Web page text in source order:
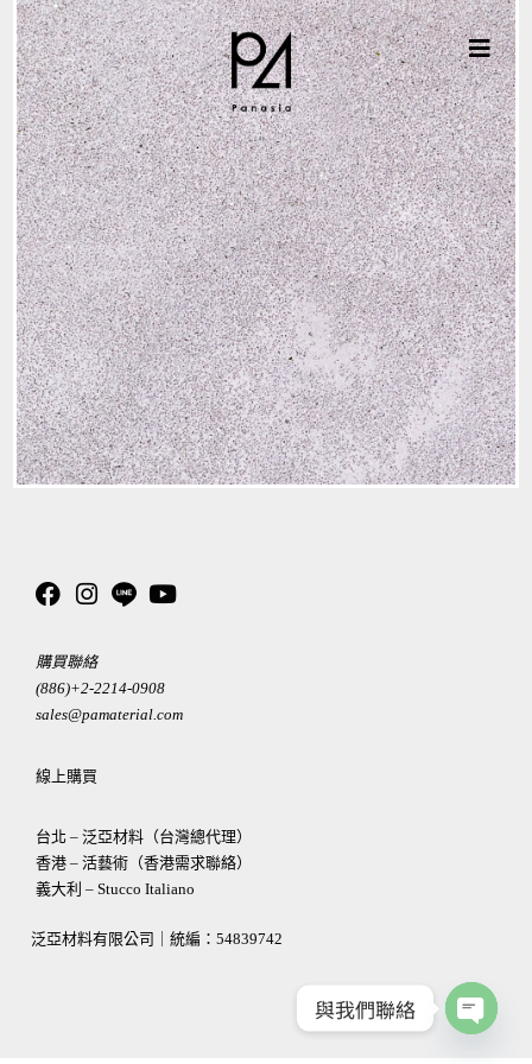
購買聯絡
(886)+2-2214-0908
sales@pamaterial.com
線上購買
台北 – 泛亞材料（台灣總代理）
香港 – 活藝術（香港需求聯絡）
義大利 – Stucco Italiano
泛亞材料有限公司｜統編： 54839742
與我們聯絡